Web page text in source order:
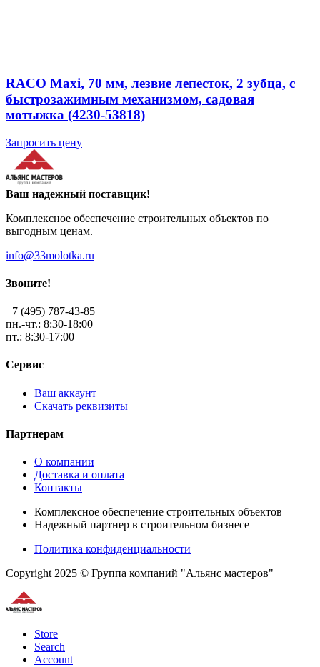
RACO Maxi, 70 мм, лезвие лепесток, 2 зубца, с
быстрозажимным механизмом, садовая
мотыжка (4230-53818)
Запросить цену
Ваш надежный поставщик!
Комплексное обеспечение строительных объектов по
выгодным ценам.
info@33molotka.ru
Звоните!
+7 (495) 787-43-85
пн.-чт.: 8:30-18:00
пт.: 8:30-17:00
Сервис
Ваш аккаунт
Скачать реквизиты
Партнерам
О компании
Доставка и оплата
Контакты
Комплексное обеспечение строительных объектов
Надежный партнер в строительном бизнесе
Политика конфиденциальности
Copyright 2025 © Группа компаний "Альянс мастеров"
Store
Search
Account